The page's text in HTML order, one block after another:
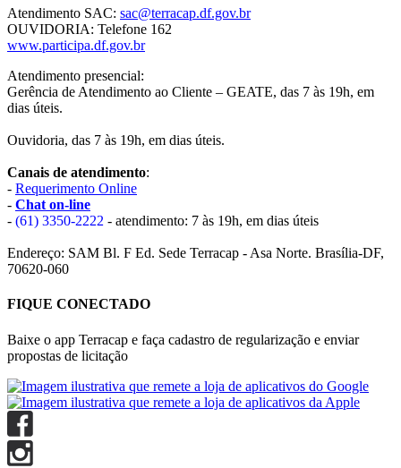
Atendimento SAC: sac@terracap.df.gov.br
OUVIDORIA: Telefone 162
www.participa.df.gov.br
Atendimento presencial:
Gerência de Atendimento ao Cliente – GEATE, das 7 às 19h, em
dias úteis.
Ouvidoria, das 7 às 19h, em dias úteis.
Canais de atendimento:
- Requerimento Online
- Chat on-line
- (61) 3350-2222 - atendimento: 7 às 19h, em dias úteis
Endereço: SAM Bl. F Ed. Sede Terracap - Asa Norte. Brasília-DF,
70620-060
FIQUE CONECTADO
Baixe o app Terracap e faça cadastro de regularização e enviar
propostas de licitação